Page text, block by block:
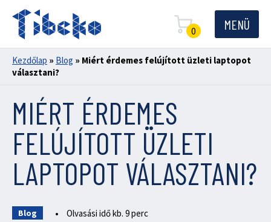
0 MENÜ
Kezdőlap » Blog » Miért érdemes felújított üzleti laptopot
választani?
MIÉRT ÉRDEMES
FELÚJÍTOTT ÜZLETI
LAPTOPOT VÁLASZTANI?
Blog • Olvasási idő kb. 9 perc